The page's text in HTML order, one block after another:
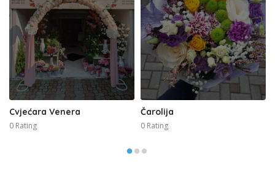
Cvjećara Venera
0 Rating
Čarolija
0 Rating